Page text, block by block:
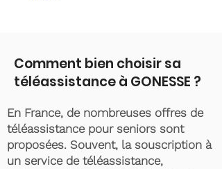
Comment bien choisir sa
téléassistance à GONESSE ?
En France, de nombreuses offres de
téléassistance pour seniors sont
proposées. Souvent, la souscription à
un service de téléassistance,